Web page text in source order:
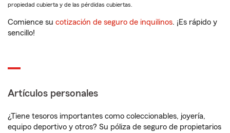
propiedad cubierta y de las pérdidas cubiertas.
Comience su cotización de seguro de inquilinos. ¡Es rápido y
sencillo!
Artículos personales
¿Tiene tesoros importantes como coleccionables, joyería,
equipo deportivo y otros? Su póliza de seguro de propietarios